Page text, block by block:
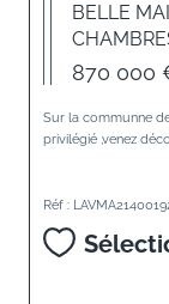
BELLE
870 000
Sur la communne
privilégié ,venez
Réf :